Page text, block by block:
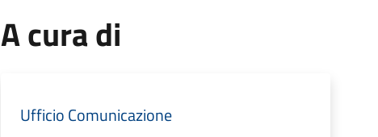
A cura di
Ufficio Comunicazione